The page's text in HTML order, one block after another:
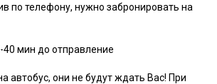
по телефону, нужно забронировать на
40 мин до отправление
автобус, они не будут ждать Вас! При